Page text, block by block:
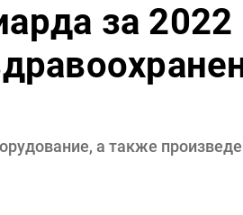
за 2022
а также